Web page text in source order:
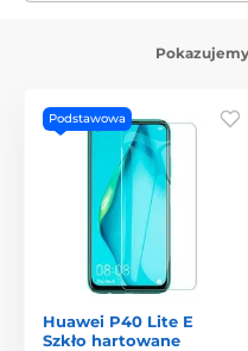
Podstawowa
Huawei P40 Lite E
Szkło hartowane